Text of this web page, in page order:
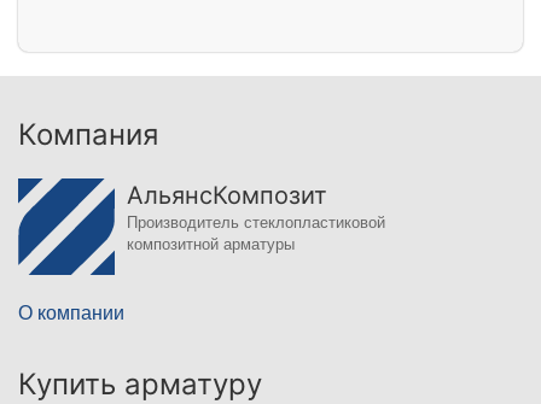
Компания
АльянсКомпозит
Производитель стеклопластиковой
композитной арматуры
О компании
Купить арматуру